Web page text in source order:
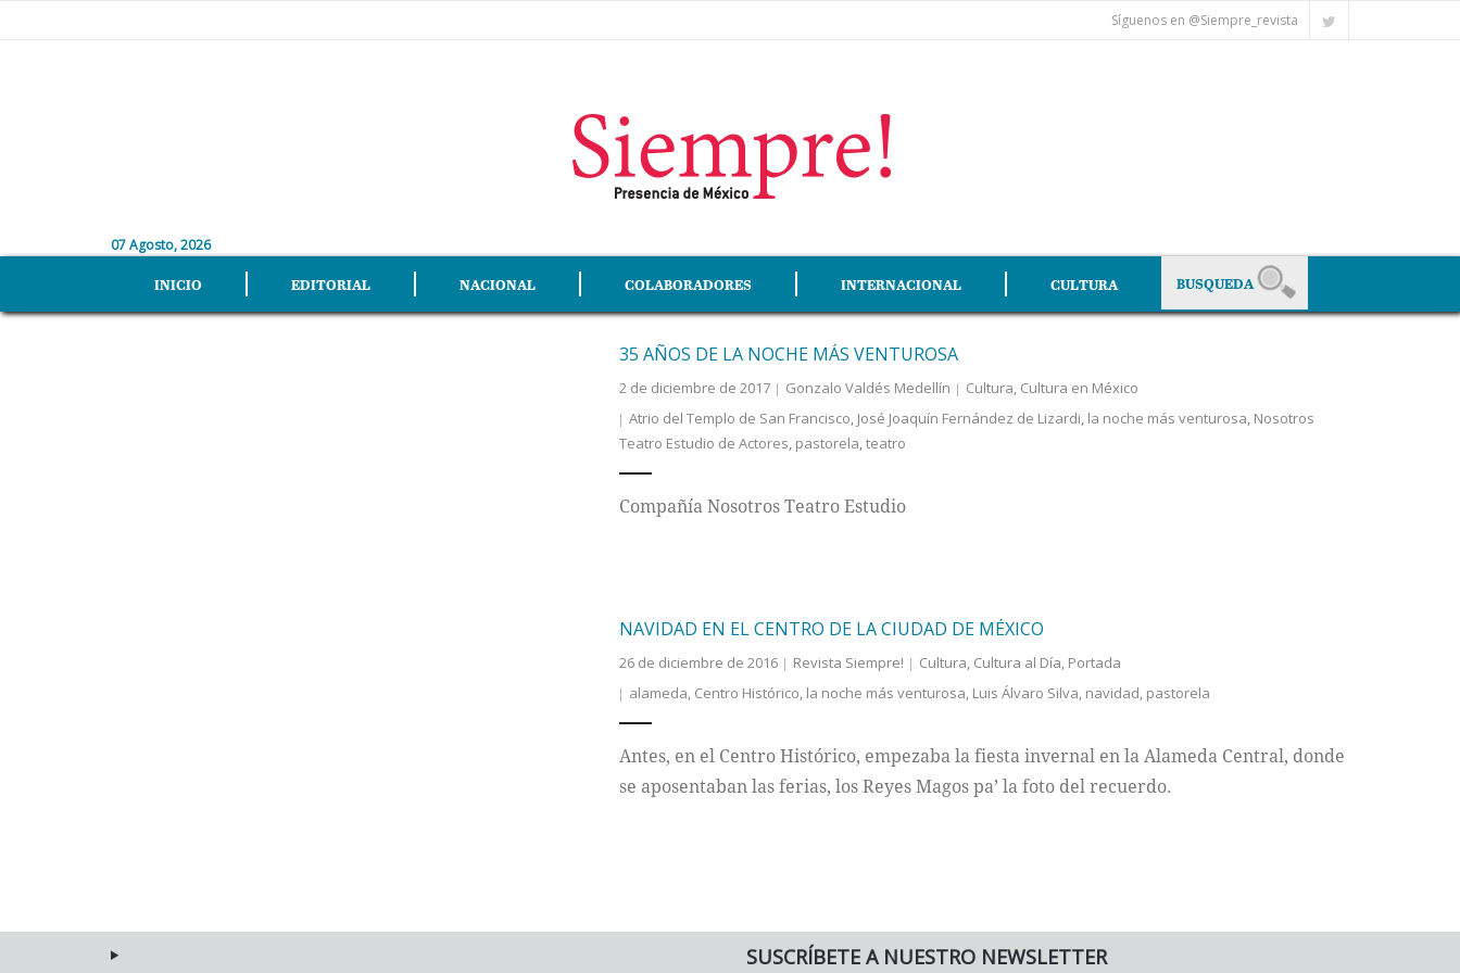
Síguenos en @Siempre_revista
07 Agosto, 2026
INICIO EDITORIAL NACIONAL COLABORADORES INTERNACIONAL CULTURA
35 AÑOS DE LA NOCHE MÁS VENTUROSA
2 de diciembre de 2017 Gonzalo Valdés Medellín Cultura, Cultura en México
Atrio del Templo de San Francisco, José Joaquín Fernández de Lizardi, la noche más venturosa, Nosotros
Teatro Estudio de Actores, pastorela,teatro
Compañía Nosotros Teatro Estudio
NAVIDAD EN EL CENTRO DE LA CIUDAD DE MÉXICO
26 de diciembre de 2016 Revista Siempre! Cultura, Cultura al Día, Portada
alameda, Centro Histórico, la noche más venturosa, Luis Álvaro Silva, navidad, pastorela
Antes, en el Centro Histórico, empezaba la fiesta invernal en la Alameda Central, donde
se aposentaban las ferias, los Reyes Magos pa’ la foto del recuerdo.
SUSCRÍBETE A NUESTRO NEWSLETTER